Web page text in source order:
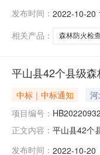
项目代理费
日。八、
发布时间： 2022-10-20
相关产品：
森林防火检
平山县42个县级
中标｜中标通知
项目编号：
正文内容： 平山县42个
发布时间： 2022-10-20